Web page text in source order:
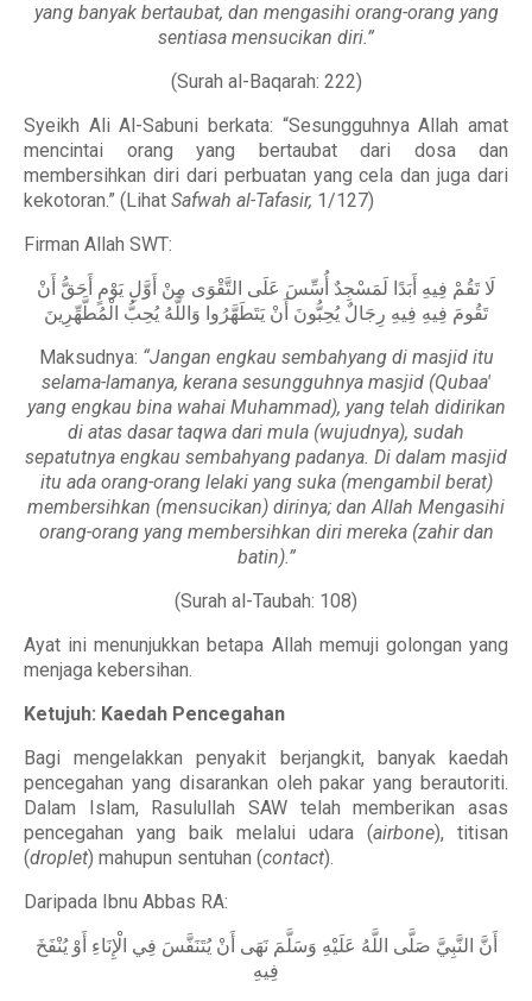
yang banyak bertaubat, dan mengasihi orang-orang yang
sentiasa mensucikan diri.”
(Surah al-Baqarah: 222)
Syeikh Ali Al-Sabuni berkata: “Sesungguhnya Allah amat
mencintai orang yang bertaubat dari dosa dan
membersihkan diri dari perbuatan yang cela dan juga dari
kekotoran.” (Lihat Safwah al-Tafasir, 1/127)
Firman Allah SWT:
لَا تَقُمْ فِيهِ أَبَدًا لَمَسْجِدٌ أُسِّسَ عَلَى التَّقْوَى مِنْ أَوَّلِ يَوْمٍ أَحَقُّ أَنْ
تَقُومَ فِيهِ فِيهِ رِجَالٌ يُحِبُّونَ أَنْ يَتَطَهَّرُوا وَاللَّهُ يُحِبُّ الْمُطَّهِّرِينَ
Maksudnya: “Jangan engkau sembahyang di masjid itu
selama-lamanya, kerana sesungguhnya masjid (Qubaa'
yang engkau bina wahai Muhammad), yang telah didirikan
di atas dasar taqwa dari mula (wujudnya), sudah
sepatutnya engkau sembahyang padanya. Di dalam masjid
itu ada orang-orang lelaki yang suka (mengambil berat)
membersihkan (mensucikan) dirinya; dan Allah Mengasihi
orang-orang yang membersihkan diri mereka (zahir dan
batin).”
(Surah al-Taubah: 108)
Ayat ini menunjukkan betapa Allah memuji golongan yang
menjaga kebersihan.
Ketujuh: Kaedah Pencegahan
Bagi mengelakkan penyakit berjangkit, banyak kaedah
pencegahan yang disarankan oleh pakar yang berautoriti.
Dalam Islam, Rasulullah SAW telah memberikan asas
pencegahan yang baik melalui udara (airbone), titisan
(droplet) mahupun sentuhan (contact).
Daripada Ibnu Abbas RA:
أَنَّ النَّبِيَّ صَلَّى اللَّهُ عَلَيْهِ وَسَلَّمَ نَهَى أَنْ يُتَنَفَّسَ فِي الْإِنَاءِ أَوْ يُنْفَخَ
فِيهِ